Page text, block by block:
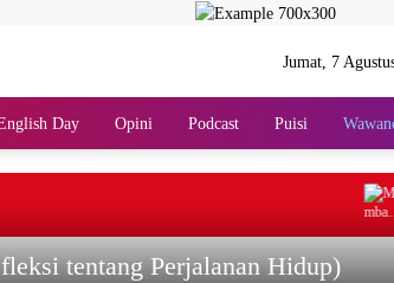
Jumat, 7
Day Opini Podcast Puisi
tentang Perjalanan Hidup)